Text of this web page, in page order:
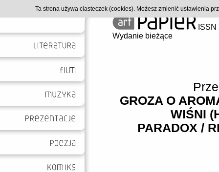
Wydanie bieżące
GROZA O
WIŚNI
PARADOX /
Ta strona używa ciasteczek (cookies). Możesz zmienić ustawienia